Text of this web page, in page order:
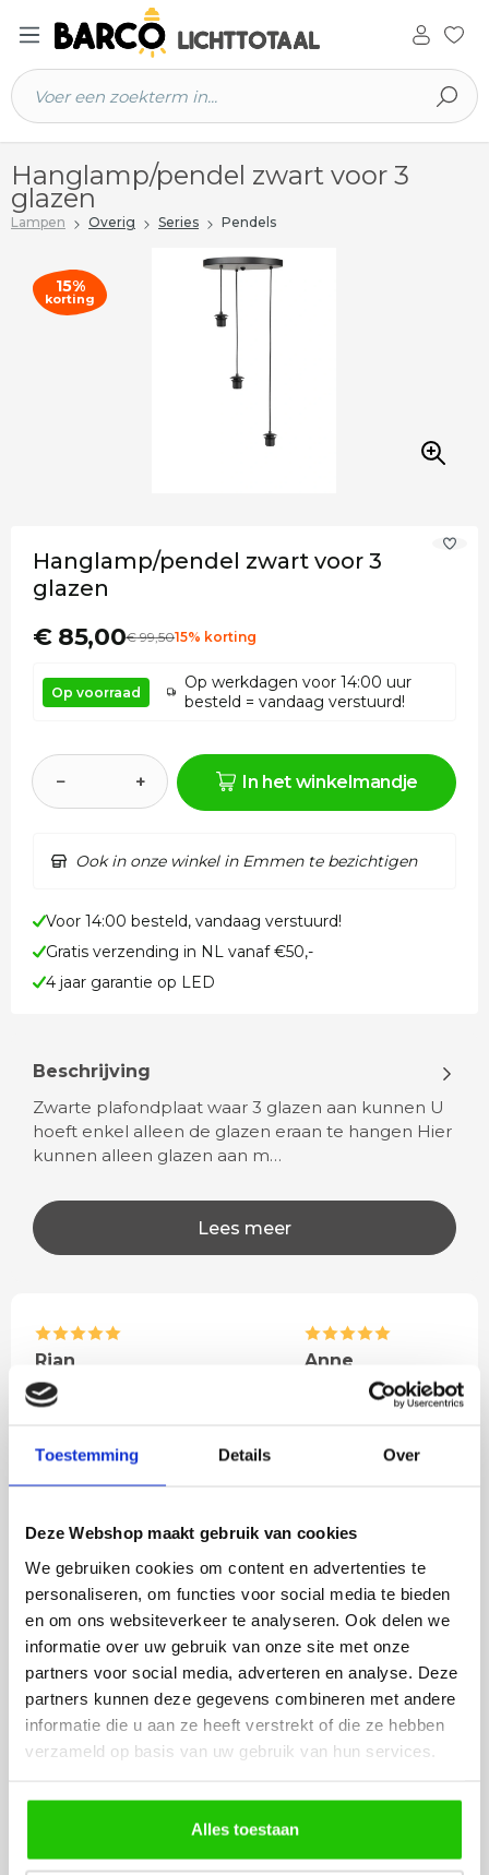
Toestemming Details Over
Deze Webshop maakt gebruik van cookies
We gebruiken cookies om content en advertenties te
personaliseren, om functies voor social media te bieden
en om ons websiteverkeer te analyseren. Ook delen we
informatie over uw gebruik van onze site met onze
partners voor social media, adverteren en analyse. Deze
partners kunnen deze gegevens combineren met andere
informatie die u aan ze heeft verstrekt of die ze hebben
verzameld op basis van uw gebruik van hun services.
Alles toestaan
hoofdinhoud
Hanglamp/pendel zwart voor 3
glazen
Lampen Overig Series Pendels
15%
korting
Hanglamp/pendel zwart voor 3
glazen
€ 85,00€99,5015% korting
Op voorraad
Op werkdagen voor 14:00 uur
besteld = vandaag verstuurd!
− + In het winkelmandje
Ook in onze winkel in Emmen te bezichtigen
Voor 14:00 besteld, vandaag verstuurd!
Gratis verzending in NL vanaf €50,-
4 jaar garantie op LED
Beschrijving
Zwarte plafondplaat waar 3 glazen aan kunnen U
hoeft enkel alleen de glazen eraan te hangen Hier
kunnen alleen glazen aan m…
Lees meer
Rian
Fijne site waar ik een mooie
besteld. De volgende dag
Anne
Het bestellen,
volledig naar wens.
eenvoudig te
MEER PRODUCTEN
UIT DE SERIE PENDELS
Alle producten uit deze serie
42% 12%